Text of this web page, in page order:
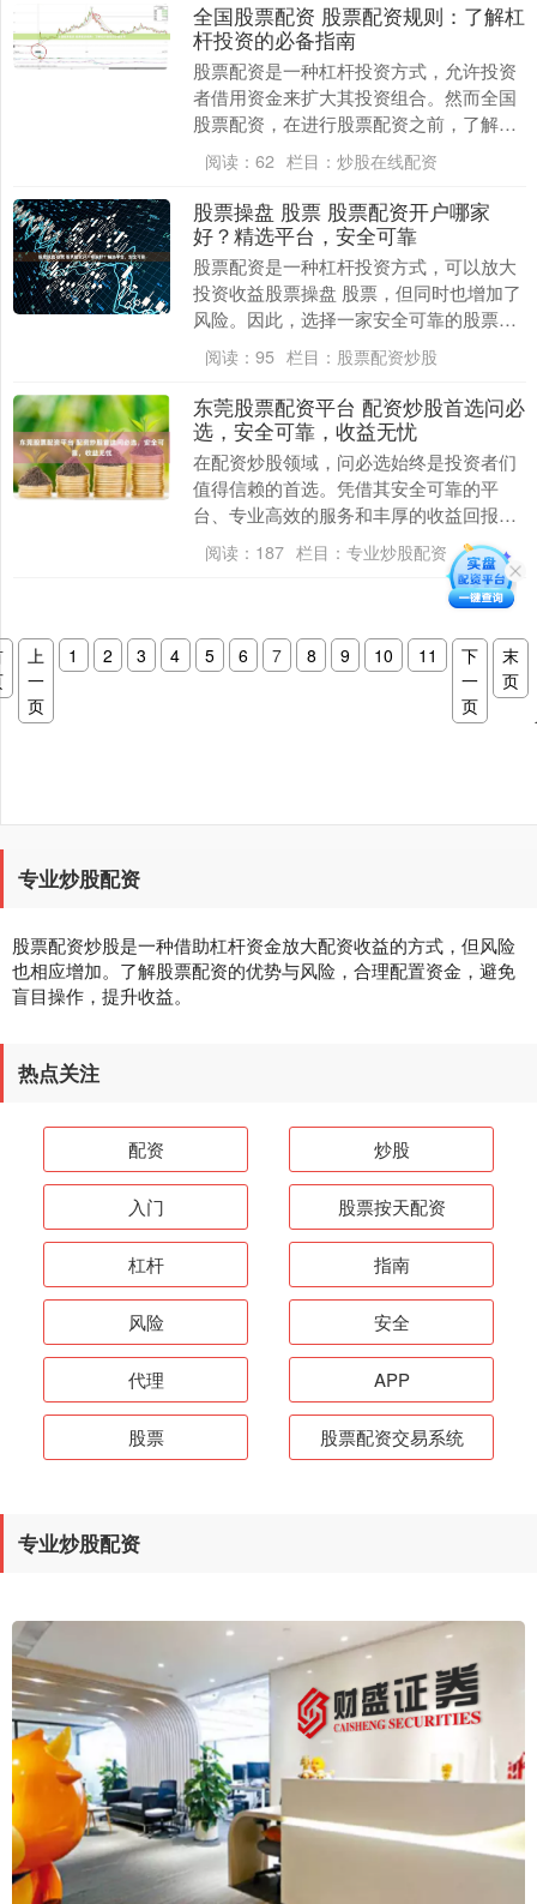
全国股票配资 股票配资规则：了解杠
杆投资的必备指南
股票配资是一种杠杆投资方式，允许投资
者借用资金来扩大其投资组合。然而全国
股票配资，在进行股票配资之前，了解其
规则至关重要。 股票配资虽然可以放大收
益，但也存在一....
阅读： 62 栏目： 炒股在线配资
股票操盘 股票 股票配资开户哪家
好？精选平台，安全可靠
股票配资是一种杠杆投资方式，可以放大
投资收益股票操盘 股票，但同时也增加了
风险。因此，选择一家安全可靠的股票配
资平台至关重要。 * **放大收益：**通过配
资杠....
阅读： 95 栏目： 股票配资炒股
东莞股票配资平台 配资炒股首选问必
选，安全可靠，收益无忧
在配资炒股领域，问必选始终是投资者们
值得信赖的首选。凭借其安全可靠的平
台、专业高效的服务和丰厚的收益回报，
问必选已成为众多股民实现财富增值的理
想选择。 * **....
阅读： 187 栏目： 专业炒股配资
上
一
页
1 2 3 4 5 6 7 8 9 10 11
下
一
页
末
页
专业炒股配资
股票配资炒股是一种借助杠杆资金放大配资收益的方式，但风险
也相应增加。了解股票配资的优势与风险，合理配置资金，避免
盲目操作，提升收益。
热点关注
配资 炒股
入门 股票按天配资
杠杆 指南
风险 安全
代理 APP
股票 股票配资交易系统
专业炒股配资